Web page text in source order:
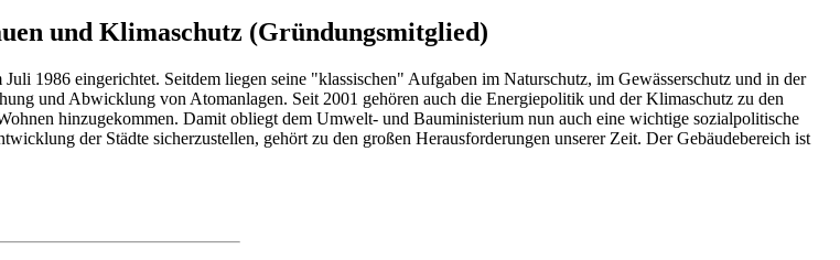
und Klimaschutz (Gründungsmitglied)
1986 eingerichtet. Seitdem liegen seine "klassischen" Aufgaben im Naturschutz, im Gewässerschutz und in der
und Abwicklung von Atomanlagen. Seit 2001 gehören auch die Energiepolitik und der Klimaschutz zu den
hinzugekommen. Damit obliegt dem Umwelt- und Bauministerium nun auch eine wichtige sozialpolitische
der Städte sicherzustellen, gehört zu den großen Herausforderungen unserer Zeit. Der Gebäudebereich ist